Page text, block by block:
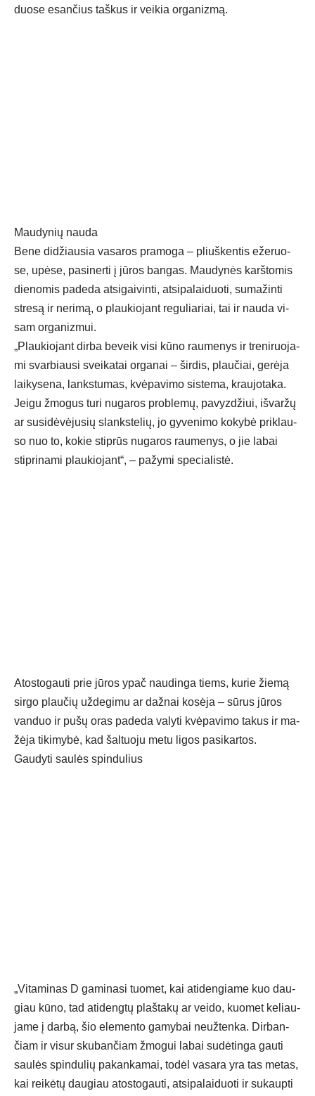
duo­se esan­čius taš­kus ir vei­kia or­ga­niz­mą.
Mau­dy­nių nau­da
Be­ne di­džiau­sia va­sa­ros pra­mo­ga – pliuš­ken­tis eže­ruo­
se, upė­se, pa­si­ner­ti į jū­ros ban­gas. Mau­dy­nės karš­to­mis
die­no­mis pa­de­da at­si­gai­vin­ti, at­si­pa­lai­duo­ti, su­ma­žin­ti
stre­są ir ne­ri­mą, o plau­kio­jant re­gu­lia­riai, tai ir nau­da vi­
sam or­ga­niz­mui.
„Plau­kio­jant dir­ba be­veik vi­si kū­no rau­me­nys ir tre­ni­ruo­ja­
mi svar­biau­si svei­ka­tai or­ga­nai – šir­dis, plau­čiai, ge­rė­ja
lai­ky­se­na, lanks­tu­mas, kvė­pa­vi­mo sis­te­ma, krau­jo­ta­ka.
Jei­gu žmo­gus tu­ri nu­ga­ros pro­ble­mų, pa­vyz­džiui, iš­var­žų
ar su­si­dė­vė­ju­sių slanks­te­lių, jo gy­ve­ni­mo ko­ky­bė pri­klau­
so nuo to, ko­kie stip­rūs nu­ga­ros rau­me­nys, o jie la­bai
stip­ri­na­mi plau­kio­jant“, – pa­žy­mi spe­cia­lis­tė.
Atos­to­gau­ti prie jū­ros ypač nau­din­ga tiems, ku­rie žie­mą
sir­go plau­čių už­de­gi­mu ar daž­nai ko­sė­ja – sū­rus jū­ros
van­duo ir pu­šų oras pa­de­da va­ly­ti kvė­pa­vi­mo ta­kus ir ma­
žė­ja ti­ki­my­bė, kad šal­tuo­ju me­tu li­gos pa­si­kar­tos.
Gau­dy­ti sau­lės spin­du­lius
„Vi­ta­mi­nas D ga­mi­na­si tuo­met, kai ati­den­gia­me kuo dau­
giau kū­no, tad ati­deng­tų plaš­ta­kų ar vei­do, kuo­met ke­liau­
ja­me į dar­bą, šio ele­men­to ga­my­bai neuž­ten­ka. Dir­ban­
čiam ir vi­sur sku­ban­čiam žmo­gui la­bai su­dė­tin­ga gau­ti
sau­lės spin­du­lių pa­kan­ka­mai, to­dėl va­sa­ra yra tas me­tas,
kai rei­kė­tų dau­giau ato­sto­gau­ti, at­si­pa­lai­duo­ti ir su­kaup­ti